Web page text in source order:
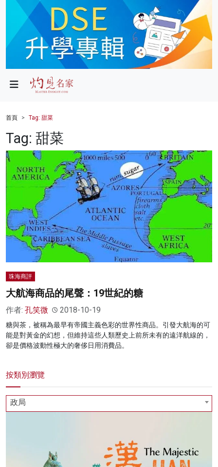
政局
財經
健康
商業
影片
名家榜
灼見活動
關於我們
首頁 Tag: 甜菜
Tag: 甜菜
珠海商評
大航海商品的尾聲：19世紀的糖
作者: 孔笑微 2018-10-19
糖與茶，被稱為最早有帝國主義色彩的世界性商品。引發大航海的可
能是對黃金的幻想，但維持這些人類歷史上前所未有的遠洋航線的，
卻是價格波動性極大的奢侈日用消費品。
按類別瀏覽
政局